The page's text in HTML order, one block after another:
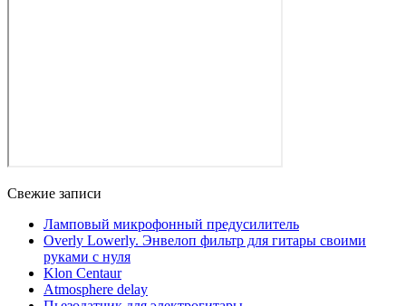
Свежие записи
Ламповый микрофонный предусилитель
Overly Lowerly. Энвелоп фильтр для гитары своими
руками с нуля
Klon Centaur
Atmosphere delay